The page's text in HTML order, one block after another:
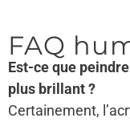
FAQ
Est-ce que
plus brillant ?
Certainement,